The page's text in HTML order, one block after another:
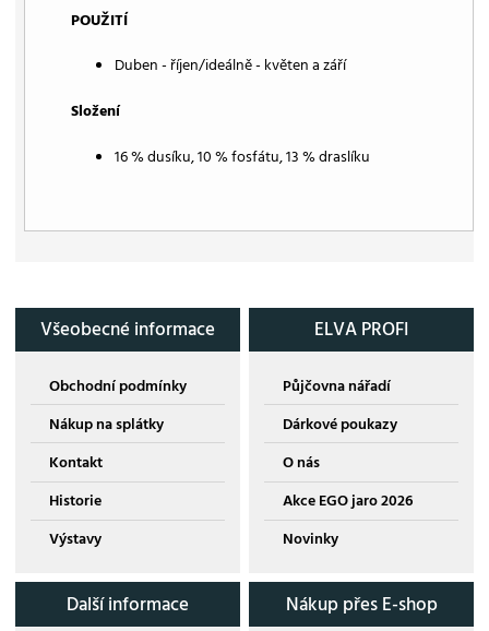
POUŽITÍ
Duben - říjen/ideálně - květen a září
Složení
16 % dusíku, 10 % fosfátu, 13 % draslíku
Všeobecné informace
Obchodní podmínky
Nákup na splátky
Kontakt
Historie
Výstavy
ELVA PROFI
Půjčovna nářadí
Dárkové poukazy
O nás
Akce EGO jaro 2026
Novinky
Další informace Nákup přes E-shop